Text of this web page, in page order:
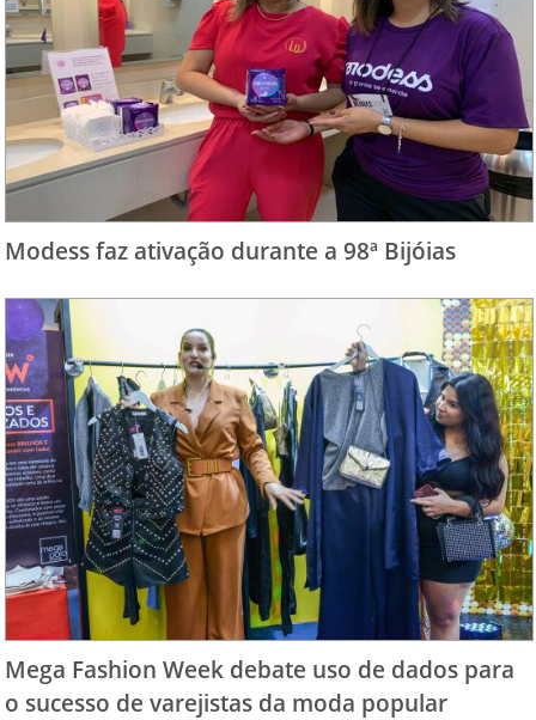
Modess faz ativação durante a 98ª Bijóias
Mega Fashion Week debate uso de dados para
o sucesso de varejistas da moda popular